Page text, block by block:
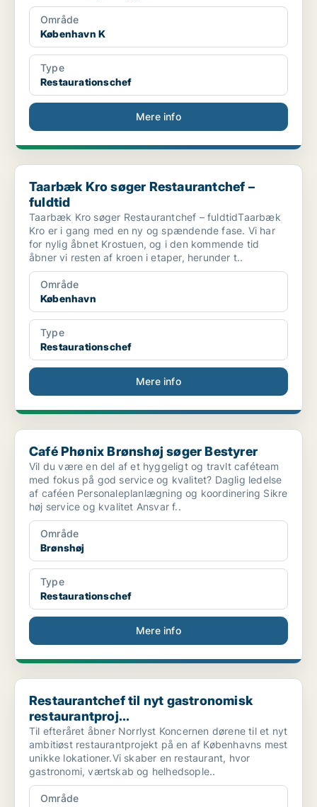
Område
København K
Type
Restaurationschef
Mere info
Taarbæk Kro søger Restaurantchef – fuldtid
Taarbæk Kro søger Restaurantchef –
fuldtid
Taarbæk Kro søger Restaurantchef – fuldtidTaarbæk
Kro er i gang med en ny og spændende fase. Vi har
for nylig åbnet Krostuen, og i den kommende tid
åbner vi resten af kroen i etaper, herunder t..
Område
København
Type
Restaurationschef
Mere info
Café Phønix Brønshøj søger Bestyrer
Café Phønix Brønshøj søger Bestyrer
Vil du være en del af et hyggeligt og travlt caféteam
med fokus på god service og kvalitet? Daglig ledelse
af caféen Personaleplanlægning og koordinering Sikre
høj service og kvalitet Ansvar f..
Område
Brønshøj
Type
Restaurationschef
Mere info
Restaurantchef til nyt gastronomisk restaurantproj...
Restaurantchef til nyt gastronomisk
restaurantproj...
Til efteråret åbner Norrlyst Koncernen dørene til et nyt
ambitiøst restaurantprojekt på en af Københavns mest
unikke lokationer.Vi skaber en restaurant, hvor
gastronomi, værtskab og helhedsople..
Område